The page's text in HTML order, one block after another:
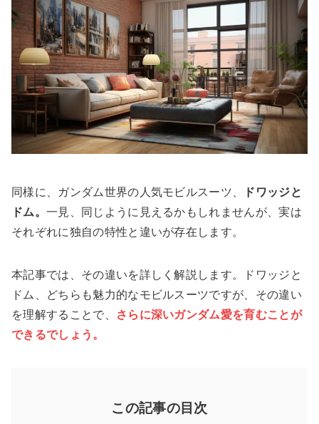
同様に、ガンダム世界の人気モビルスーツ、
ドワッジと
ドム。 一見、同じように見えるかもしれませんが、実は
それぞれに独自の特性と違いが存在します。
本記事では、その違いを詳しく解説します。ドワッジと
ドム、どちらも魅力的なモビルスーツですが、その違い
を理解することで、
さらに深いガンダム愛を育むことが
できるでしょう。
この記事の目次